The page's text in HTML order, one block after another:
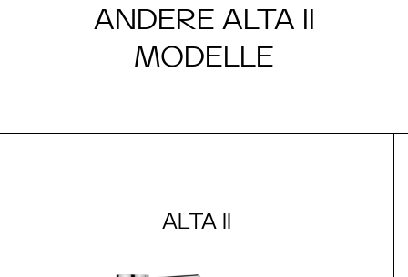
ANDERE ALTA II
MODELLE
ALTA II